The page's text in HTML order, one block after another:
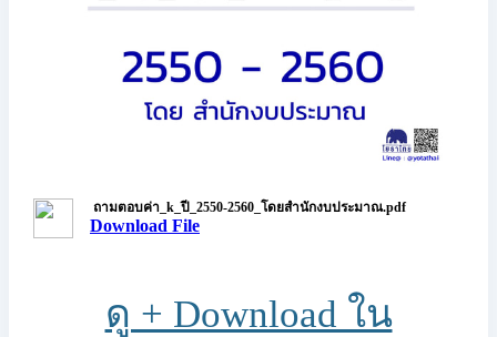
ถามตอบค่า_k_ปี_2550-2560_โดยสำนักงบประมาณ.pdf
Download File
ดู + Download ใน